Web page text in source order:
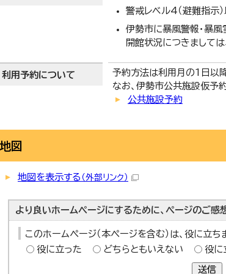
警戒レベル4（避難指示
伊勢市に暴風警報・暴
開館状況につきましては
利用予約について
予約方法は利用月の1日以
なお、伊勢市公共施設仮予
公共施設予約
地図
地図を表示する （外部リンク）
より良いホームページにするために、ページのご感
このホームページ（本ページを含む）は、役に立ち
役に立った
どちらともいえない 役に
送信